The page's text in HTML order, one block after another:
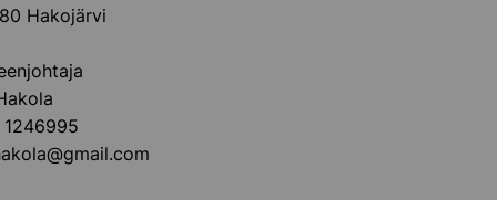
Hakojärvi